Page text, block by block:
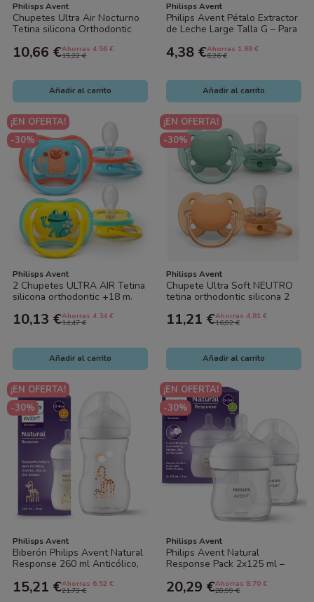
Philisps Avent
Chupetes Ultra Air Nocturno
Tetina silicona Orthodontic
10,66 €Ahorras 4.56 €
15,22 €
Añadir al carrito
Philisps Avent
Philips Avent Pétalo Extractor
de Leche Large Talla G – Para
4,38 €Ahorras 1.88 €
6,26 €
Añadir al carrito
¡EN OFERTA!
-30%
Philisps Avent
2 Chupetes ULTRA AIR Tetina
silicona orthodontic +18 m.
10,13 €Ahorras 4.34 €
14,47 €
Añadir al carrito
¡EN OFERTA!
-30%
Philisps Avent
Chupete Ultra Soft NEUTRO
tetina orthodontic silicona 2
Avent
11,21 €Ahorras 4.81 €
16,02 €
Añadir al carrito
¡EN OFERTA!
-30%
Philisps Avent
Biberón Philips Avent Natural
Response 260 ml Anticólico,
15,21 €Ahorras 6.52 €
21,73 €
¡EN OFERTA!
-30%
Philisps Avent
Philips Avent Natural
Response Pack 2x125 ml –
Natural...
20,29 €Ahorras 8.70 €
28,99 €